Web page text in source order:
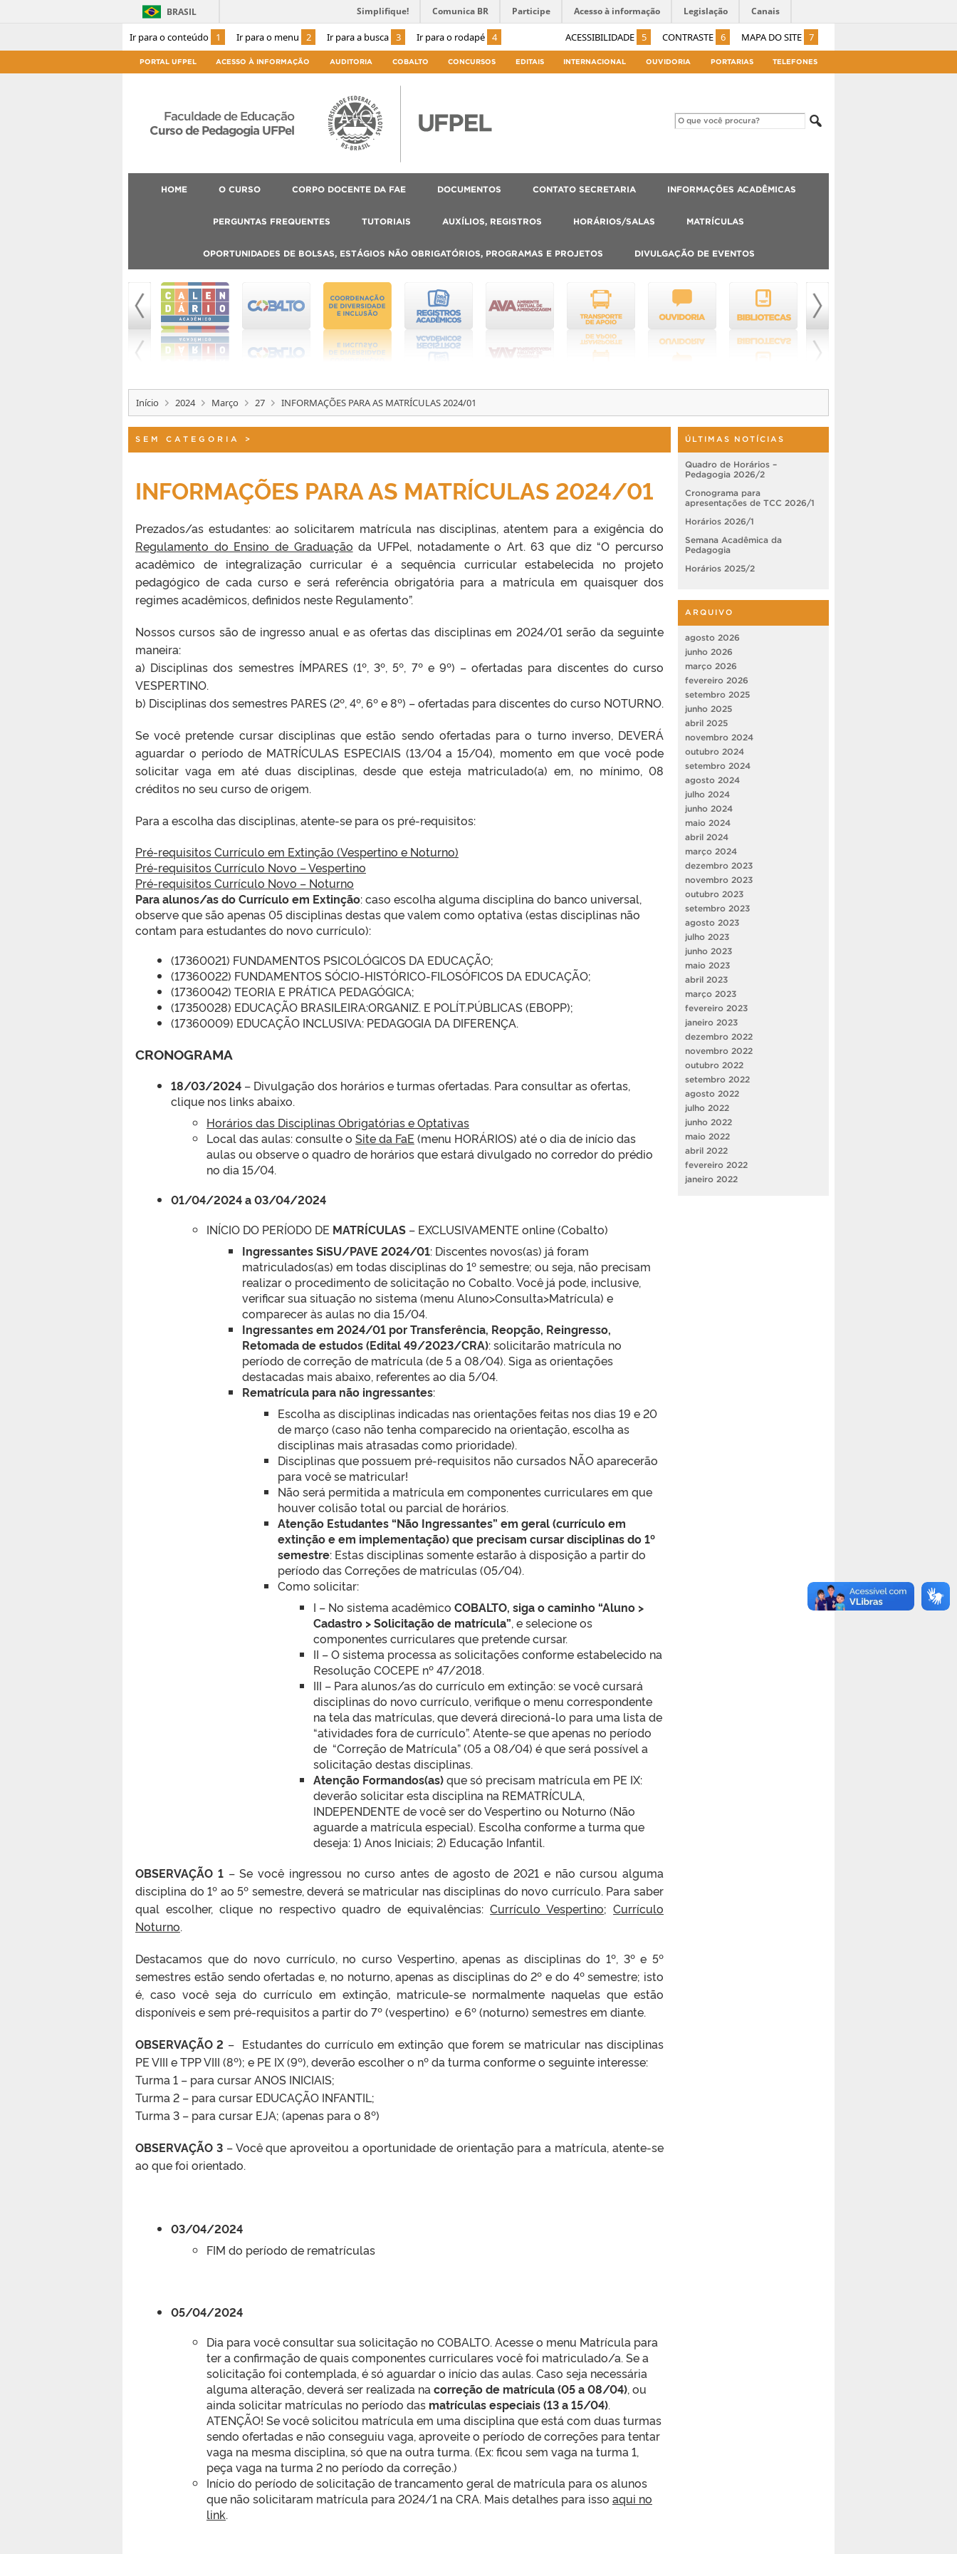
Ir para o conteúdo 1 Ir para o menu 2 Ir para a busca 3 Ir para o rodapé 4 ACESSIBILIDADE 5 CONTRASTE 6 MAPA DO SITE 7
BRASIL Simplifique! Comunica BR Participe Acesso à informação Legislação Canais
PORTAL UFPEL ACESSO À INFORMAÇÃO AUDITORIA COBALTO CONCURSOS EDITAIS INTERNACIONAL OUVIDORIA PORTARIAS TELEFONES
Faculdade de Educação
Curso de Pedagogia UFPel
HOME O CURSO CORPO DOCENTE DA FAE DOCUMENTOS CONTATO SECRETARIA INFORMAÇÕES ACADÊMICAS
PERGUNTAS FREQUENTES TUTORIAIS AUXÍLIOS, REGISTROS HORÁRIOS/SALAS MATRÍCULAS
OPORTUNIDADES DE BOLSAS, ESTÁGIOS NÃO OBRIGATÓRIOS, PROGRAMAS E PROJETOS DIVULGAÇÃO DE EVENTOS
Início 2024 Março 27 INFORMAÇÕES PARA AS MATRÍCULAS 2024/01
SEM CATEGORIA >
INFORMAÇÕES PARA AS MATRÍCULAS 2024/01
Prezados/as estudantes: ao solicitarem matrícula nas disciplinas, atentem para a exigência do
Regulamento do Ensino de Graduação da UFPel, notadamente o Art. 63 que diz “O percurso
acadêmico de integralização curricular é a sequência curricular estabelecida no projeto
pedagógico de cada curso e será referência obrigatória para a matrícula em quaisquer dos
regimes acadêmicos, definidos neste Regulamento”.
Nossos cursos são de ingresso anual e as ofertas das disciplinas em 2024/01 serão da seguinte
maneira:
a) Disciplinas dos semestres ÍMPARES (1º, 3º, 5º, 7º e 9º) – ofertadas para discentes do curso
VESPERTINO.
b) Disciplinas dos semestres PARES (2º, 4º, 6º e 8º) – ofertadas para discentes do curso NOTURNO.
Se você pretende cursar disciplinas que estão sendo ofertadas para o turno inverso, DEVERÁ
aguardar o período de MATRÍCULAS ESPECIAIS (13/04 a 15/04), momento em que você pode
solicitar vaga em até duas disciplinas, desde que esteja matriculado(a) em, no mínimo, 08
créditos no seu curso de origem.
Para a escolha das disciplinas, atente-se para os pré-requisitos:
Pré-requisitos Currículo em Extinção (Vespertino e Noturno)
Pré-requisitos Currículo Novo – Vespertino
Pré-requisitos Currículo Novo – Noturno
Para alunos/as do Currículo em Extinção: caso escolha alguma disciplina do banco universal,
observe que são apenas 05 disciplinas destas que valem como optativa (estas disciplinas não
contam para estudantes do novo currículo):
(17360021) FUNDAMENTOS PSICOLÓGICOS DA EDUCAÇÃO;
(17360022) FUNDAMENTOS SÓCIO-HISTÓRICO-FILOSÓFICOS DA EDUCAÇÃO;
(17360042) TEORIA E PRÁTICA PEDAGÓGICA;
(17350028) EDUCAÇÃO BRASILEIRA:ORGANIZ. E POLÍT.PÚBLICAS (EBOPP);
(17360009) EDUCAÇÃO INCLUSIVA: PEDAGOGIA DA DIFERENÇA.
CRONOGRAMA
18/03/2024 – Divulgação dos horários e turmas ofertadas. Para consultar as ofertas,
clique nos links abaixo.
Horários das Disciplinas Obrigatórias e Optativas
Local das aulas: consulte o Site da FaE (menu HORÁRIOS) até o dia de início das
aulas ou observe o quadro de horários que estará divulgado no corredor do prédio
no dia 15/04.
01/04/2024 a 03/04/2024
INÍCIO DO PERÍODO DE MATRÍCULAS – EXCLUSIVAMENTE online (Cobalto)
Ingressantes SiSU/PAVE 2024/01: Discentes novos(as) já foram
matriculados(as) em todas disciplinas do 1º semestre; ou seja, não precisam
realizar o procedimento de solicitação no Cobalto. Você já pode, inclusive,
verificar sua situação no sistema (menu Aluno>Consulta>Matrícula) e
comparecer às aulas no dia 15/04.
Ingressantes em 2024/01 por Transferência, Reopção, Reingresso,
Retomada de estudos (Edital 49/2023/CRA): solicitarão matrícula no
período de correção de matrícula (de 5 a 08/04). Siga as orientações
destacadas mais abaixo, referentes ao dia 5/04.
Rematrícula para não ingressantes:
Escolha as disciplinas indicadas nas orientações feitas nos dias 19 e 20
de março (caso não tenha comparecido na orientação, escolha as
disciplinas mais atrasadas como prioridade).
Disciplinas que possuem pré-requisitos não cursados NÃO aparecerão
para você se matricular!
Não será permitida a matrícula em componentes curriculares em que
houver colisão total ou parcial de horários.
Atenção Estudantes “Não Ingressantes” em geral (currículo em
extinção e em implementação) que precisam cursar disciplinas do 1º
semestre: Estas disciplinas somente estarão à disposição a partir do
período das Correções de matrículas (05/04).
Como solicitar:
I – No sistema acadêmico COBALTO, siga o caminho “Aluno >
Cadastro > Solicitação de matrícula”, e selecione os
componentes curriculares que pretende cursar.
II – O sistema processa as solicitações conforme estabelecido na
Resolução COCEPE nº 47/2018.
III – Para alunos/as do currículo em extinção: se você cursará
disciplinas do novo currículo, verifique o menu correspondente
na tela das matrículas, que deverá direcioná-lo para uma lista de
“atividades fora de currículo”. Atente-se que apenas no período
de “Correção de Matrícula” (05 a 08/04) é que será possível a
solicitação destas disciplinas.
Atenção Formandos(as)que só precisam matrícula em PE IX:
deverão solicitar esta disciplina na REMATRÍCULA,
INDEPENDENTE de você ser do Vespertino ou Noturno (Não
aguarde a matrícula especial). Escolha conforme a turma que
deseja: 1) Anos Iniciais; 2) Educação Infantil.
OBSERVAÇÃO 1– Se você ingressou no curso antes de agosto de 2021 e não cursou alguma
disciplina do 1º ao 5º semestre, deverá se matricular nas disciplinas do novo currículo. Para saber
qual escolher, clique no respectivo quadro de equivalências:Currículo Vespertino;Currículo
Noturno.
Destacamos que do novo currículo, no curso Vespertino, apenas as disciplinas do 1º, 3º e 5º
semestres estão sendo ofertadas e, no noturno, apenas as disciplinas do 2º e do 4º semestre; isto
é, caso você seja do currículo em extinção, matricule-se normalmente naquelas que estão
disponíveis e sem pré-requisitos a partir do 7º (vespertino) e 6º (noturno) semestres em diante.
OBSERVAÇÃO 2 – Estudantes do currículo em extinção que forem se matricular nas disciplinas
PE VIII e TPP VIII (8º); e PE IX (9º), deverão escolher o nº da turma conforme o seguinte interesse:
Turma 1 – para cursar ANOS INICIAIS;
Turma 2 – para cursar EDUCAÇÃO INFANTIL;
Turma 3 – para cursar EJA; (apenas para o 8º)
OBSERVAÇÃO 3– Você que aproveitou a oportunidade de orientação para a matrícula, atente-se
ao que foi orientado.
03/04/2024
FIM do período de rematrículas
05/04/2024
Dia para você consultar sua solicitação no COBALTO. Acesse o menu Matrícula para
ter a confirmação de quais componentes curriculares você foi matriculado/a. Se a
solicitação foi contemplada, é só aguardar o início das aulas. Caso seja necessária
alguma alteração, deverá ser realizada na correção de matrícula (05 a 08/04), ou
ainda solicitar matrículas no período das matrículas especiais (13 a 15/04).
ATENÇÃO! Se você solicitou matrícula em uma disciplina que está com duas turmas
sendo ofertadas e não conseguiu vaga, aproveite o período de correções para tentar
vaga na mesma disciplina, só que na outra turma. (Ex: ficou sem vaga na turma 1,
peça vaga na turma 2 no período da correção.)
Início do período de solicitação de trancamento geral de matrícula para os alunos
que não solicitaram matrícula para 2024/1 na CRA. Mais detalhes para isso aqui no
link.
ÚLTIMAS NOTÍCIAS
Quadro de Horários –
Pedagogia 2026/2
Cronograma para
apresentações de TCC 2026/1
Horários 2026/1
Semana Acadêmica da
Pedagogia
Horários 2025/2
ARQUIVO
agosto 2026
junho 2026
março 2026
fevereiro 2026
setembro 2025
junho 2025
abril 2025
novembro 2024
outubro 2024
setembro 2024
agosto 2024
julho 2024
junho 2024
maio 2024
abril 2024
março 2024
dezembro 2023
novembro 2023
outubro 2023
setembro 2023
agosto 2023
julho 2023
junho 2023
maio 2023
abril 2023
março 2023
fevereiro 2023
janeiro 2023
dezembro 2022
novembro 2022
outubro 2022
setembro 2022
agosto 2022
julho 2022
junho 2022
maio 2022
abril 2022
fevereiro 2022
janeiro 2022